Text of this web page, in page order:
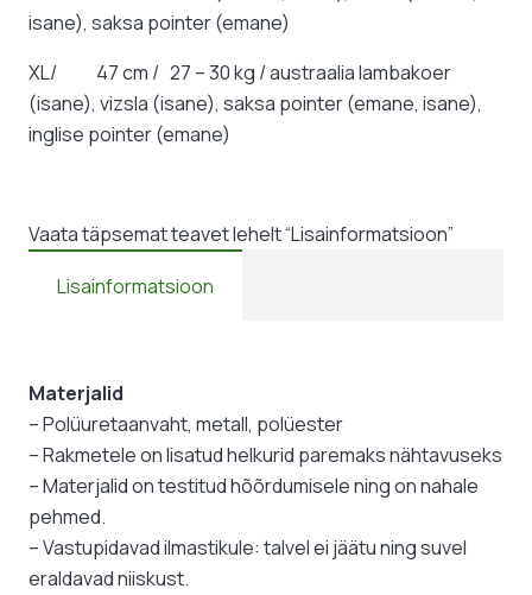
isane), saksa pointer (emane)
XL/ 47 cm / 27 – 30 kg / austraalia lambakoer
(isane), vizsla (isane), saksa pointer (emane, isane),
inglise pointer (emane)
Vaata täpsemat teavet lehelt “Lisainformatsioon”
Lisainformatsioon
Materjalid
– Polüuretaanvaht, metall, polüester
– Rakmetele on lisatud helkurid paremaks nähtavuseks
– Materjalid on testitud hõõrdumisele ning on nahale
pehmed.
– Vastupidavad ilmastikule: talvel ei jäätu ning suvel
eraldavad niiskust.